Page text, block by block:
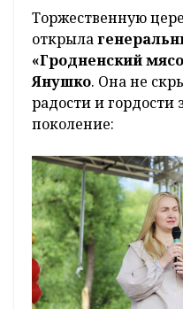
Торжественную
открыла
«Гродненский
Янушко. Она не
радости и гордости
поколение: